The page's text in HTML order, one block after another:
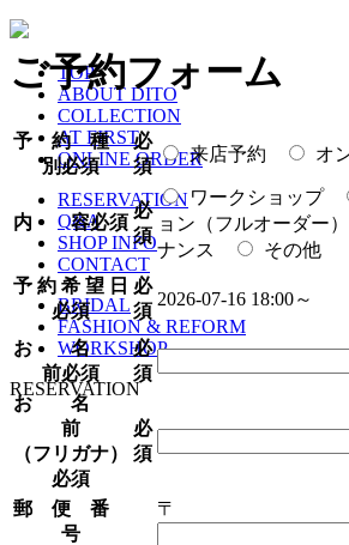
TOP
ABOUT DITO
COLLECTION
AT FIRST
ONLINE ORDER
RESERVATION
Q&A
SHOP INFO
CONTACT
BRIDAL
FASHION & REFORM
WORKSHOP
RESERVATION
ご予約フォーム
予 約 種
別必須
必
須
来店予約 オ
内 容必須
必
須
ワークショップ
ョン（フルオーダー）
ナンス
その他
予 約 希 望 日
必須
必
須
2026-07-16 18:00～
お 名
前必須
必
須
お 名
前
（フリガナ）
必須
必
須
郵 便 番
号
〒